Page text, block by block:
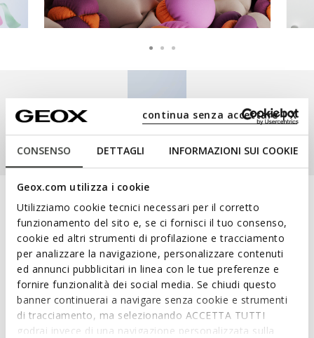
CONSENSO DETTAGLI INFORMAZIONI SUI COOKIE
Geox.com utilizza i cookie
Utilizziamo cookie tecnici necessari per il corretto
funzionamento del sito e, se ci fornisci il tuo consenso,
cookie ed altri strumenti di profilazione e tracciamento
per analizzare la navigazione, personalizzare contenuti
ed annunci pubblicitari in linea con le tue preferenze e
fornire funzionalità dei social media. Se chiudi questo
banner continuerai a navigare senza cookie e strumenti
di tracciamento, ma selezionando ACCETTA TUTTI
godrai invece di una navigazione personalizzata sulla
continua senza accettare | X
STOSSDÄMPFUNG
Verbesserte Stoßdämpfung für ein
unglaublich weiches Gefühl bei jedem
Entdecken Sie den wahren
Komfort mit Geox Spherica™
City-Stil und modernes Design treffen aufeinander:
Entdecken Sie die Spherica™-Modelle und finden Sie
das perfekte Modell für sich.